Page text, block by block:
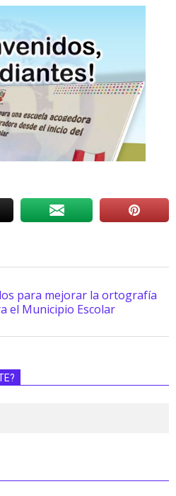
para mejorar la ortografía
el Municipio Escolar